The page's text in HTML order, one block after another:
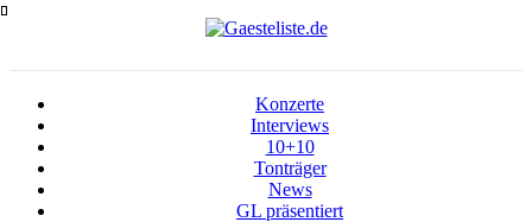
Konzerte
Interviews
10+10
Tonträger
News
GL präsentiert